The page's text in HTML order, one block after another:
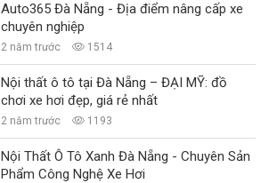
Auto365 Đà Nẵng - Địa điểm nâng cấp xe
chuyên nghiệp
2 năm trước 1514
Nội thất ô tô tại Đà Nẵng – ĐẠI MỸ: đồ
chơi xe hơi đẹp, giá rẻ nhất
2 năm trước 1193
Nội Thất Ô Tô Xanh Đà Nẵng - Chuyên Sản
Phẩm Công Nghệ Xe Hơi